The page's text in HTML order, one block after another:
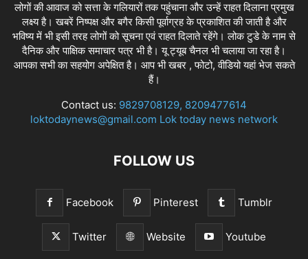
लोगों की आवाज को सत्ता के गलियारों तक पहुंचाना और उन्हें राहत दिलाना प्रमुख
लक्ष्य है। खबरें निष्पक्ष और बगैर किसी पूर्वाग्रह के प्रकाशित की जाती है और
भविष्य में भी इसी तरह लोगों को सूचना एवं राहत दिलाते रहेंगे। लोक टुडे के नाम से
दैनिक और पाक्षिक समाचार पत्र भी है। यू ट्यूब चैनल भी चलाया जा रहा है।
आपका सभी का सहयोग अपेक्षित है। आप भी खबर , फोटो, वीडियो यहां भेज सकते
हैं।
Contact us: 9829708129, 8209477614
loktodaynews@gmail.com Lok today news network
FOLLOW US
Facebook Pinterest Tumblr
Twitter Website Youtube